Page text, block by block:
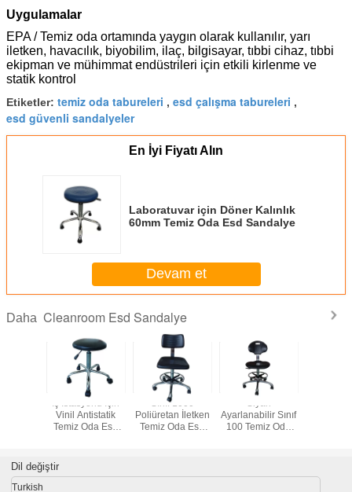
Uygulamalar
EPA / Temiz oda ortamında yaygın olarak kullanılır, yarı
iletken, havacılık, biyobilim, ilaç, bilgisayar, tıbbi cihaz, tıbbi
ekipman ve mühimmat endüstrileri için etkili kirlenme ve
statik kontrol
Etiketler: temiz oda tabureleri , esd çalışma tabureleri ,
esd güvenli sandalyeler
En İyi Fiyatı Alın
Laboratuvar için Döner Kalınlık
60mm Temiz Oda Esd Sandalye
Devam et
Daha Cleanroom Esd Sandalye
İş İstasyonu İçin
Vinil Antistatik
Temiz Oda Esd
Sınıf 1000
Poliüretan İletken
Temiz Oda Esd
Siyah
Ayarlanabilir Sınıf
100 Temiz Oda
Dil değiştir
Turkish